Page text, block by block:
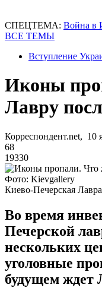
СПЕЦТЕМА: Война в
ВСЕ ТЕМЫ
Вступление
Иконы
Лавру
Корреспондент.net, 10
68
19330
Фото: Kievgallery
Киево-Печерская Лавра
Во время
Печерской
нескольких
уголовные
будущем ждет